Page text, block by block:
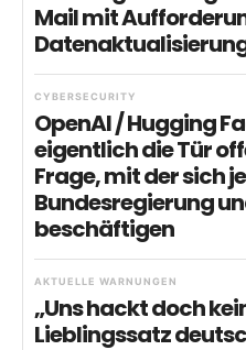
Mail mit
CYBERSECURITY
OpenAI / Hugging
eigentlich die Tür
Frage, mit der sich
Bundesregierung
beschäftigen
AKTUELLE WARNUNGEN
„Uns hackt doch
Lieblingssatz